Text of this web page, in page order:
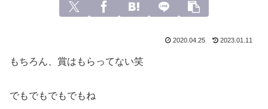
2020.04.25 2023.01.11
もちろん、賞はもらってない笑
でもでもでもでもね